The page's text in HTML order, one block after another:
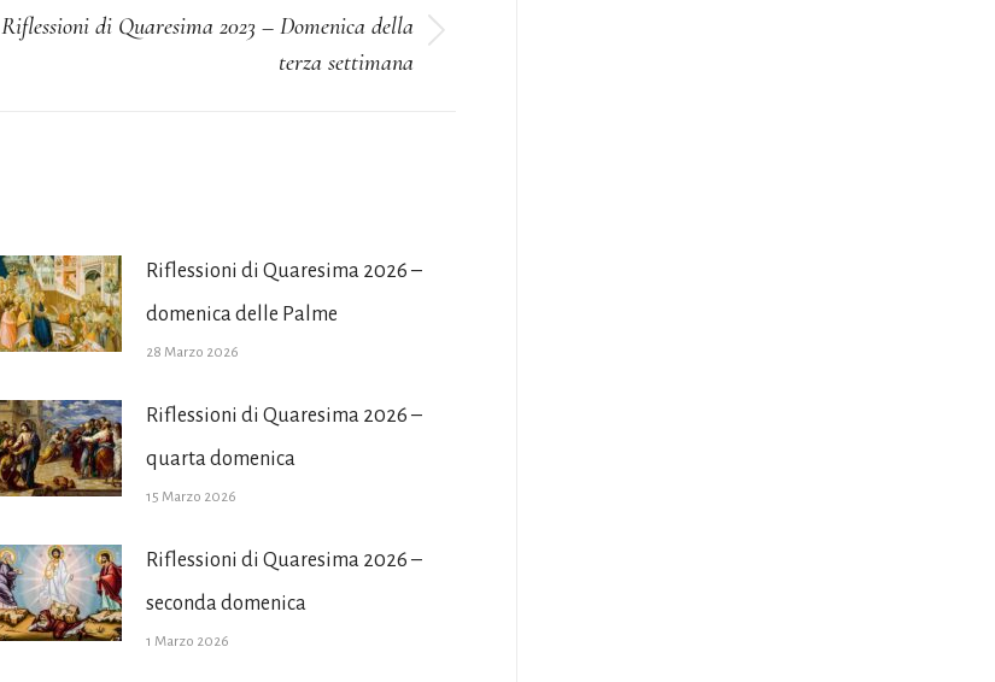
Riflessioni di Quaresima 2023 – Domenica della
terza settimana
Riflessioni di Quaresima 2026 –
domenica delle Palme
28 Marzo 2026
Riflessioni di Quaresima 2026 –
quarta domenica
15 Marzo 2026
Riflessioni di Quaresima 2026 –
seconda domenica
1 Marzo 2026